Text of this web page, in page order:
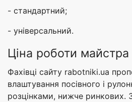
- стандартний;
- універсальний.
Ціна роботи майстра
Фахівці сайту rabotniki.ua
влаштування посівного і
розцінками, нижче